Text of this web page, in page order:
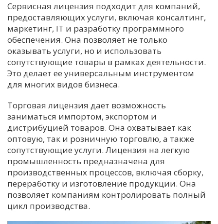
Сервисная лицензия подходит для компаний,
предоставляющих услуги, включая консалтинг,
маркетинг, IT и разработку программного
обеспечения. Она позволяет не только
оказывать услуги, но и использовать
сопутствующие товары в рамках деятельности.
Это делает ее универсальным инструментом
для многих видов бизнеса.
Торговая лицензия дает возможность
заниматься импортом, экспортом и
дистрибуцией товаров. Она охватывает как
оптовую, так и розничную торговлю, а также
сопутствующие услуги. Лицензия на легкую
промышленность предназначена для
производственных процессов, включая сборку,
переработку и изготовление продукции. Она
позволяет компаниям контролировать полный
цикл производства.